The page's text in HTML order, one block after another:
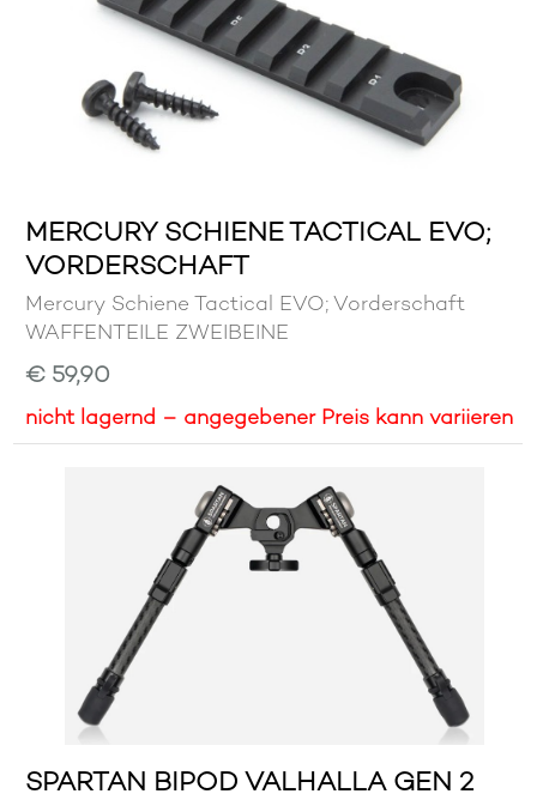
MERCURY SCHIENE TACTICAL EVO;
VORDERSCHAFT
Mercury Schiene Tactical EVO; Vorderschaft
WAFFENTEILE ZWEIBEINE
€ 59,90
nicht lagernd – angegebener Preis kann variieren
SPARTAN BIPOD VALHALLA GEN 2